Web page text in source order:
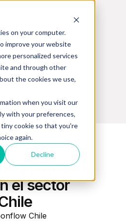
on your computer.
improve your website
personalized services
and through other
the cookies we use,
when you visit our
with your preferences,
cookie so that you're
again.
Decline
en
y reducir la
el sector
Chile